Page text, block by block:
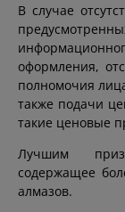
В случае
оформления,
полномочия
также подачи
такие ценовые
Лучшим
содержащее
алмазов.